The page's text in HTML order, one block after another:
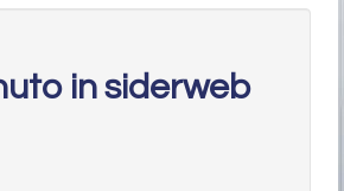
in siderweb